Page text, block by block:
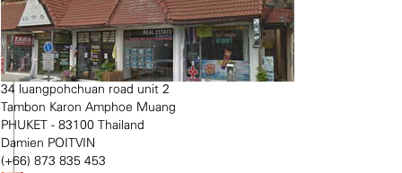
34 luangpohchuan road unit 2
Tambon Karon Amphoe Muang
PHUKET - 83100 Thailand
Damien POITVIN
(+66) 873 835 453